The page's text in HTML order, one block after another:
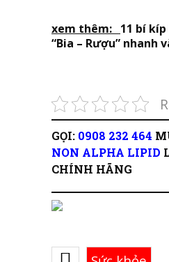
xem thêm: 11 bí
“Bia – Rượu” nhanh
GỌI: 0908 232 464
NON ALPHA LIPID
CHÍNH HÃNG